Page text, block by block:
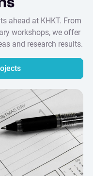
ahead at KHKT. From
workshops, we offer
and research results.